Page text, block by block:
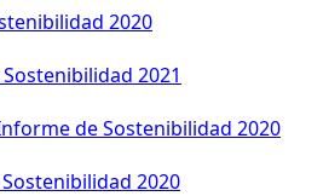
2020
2021
de Sostenibilidad 2020
2020